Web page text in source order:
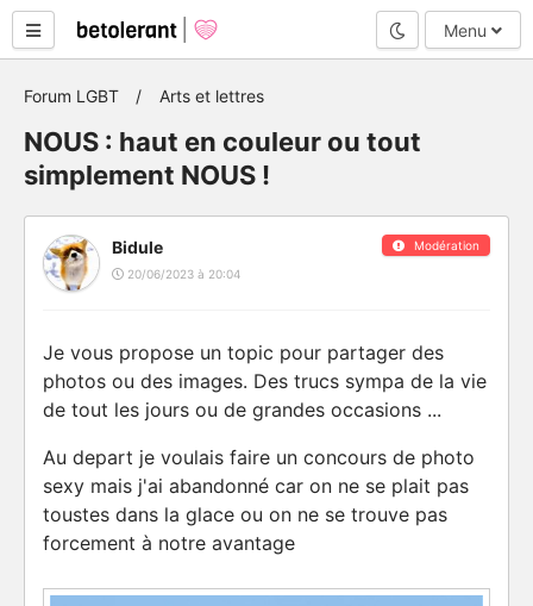
Mode nuit
Menu
Forum LGBT Arts et lettres
NOUS : haut en couleur ou tout
simplement NOUS !
Modération
Bidule
20/06/2023 à 20:04
Je vous propose un topic pour partager des
photos ou des images. Des trucs sympa de la vie
de tout les jours ou de grandes occasions ...
Au depart je voulais faire un concours de photo
sexy mais j'ai abandonné car on ne se plait pas
toustes dans la glace ou on ne se trouve pas
forcement à notre avantage